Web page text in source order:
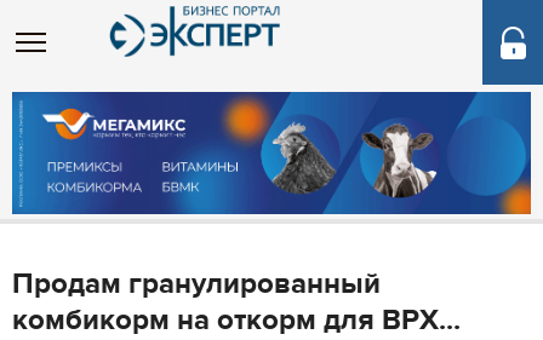
Продам гранулированный
комбикорм на откорм для ВРХ...